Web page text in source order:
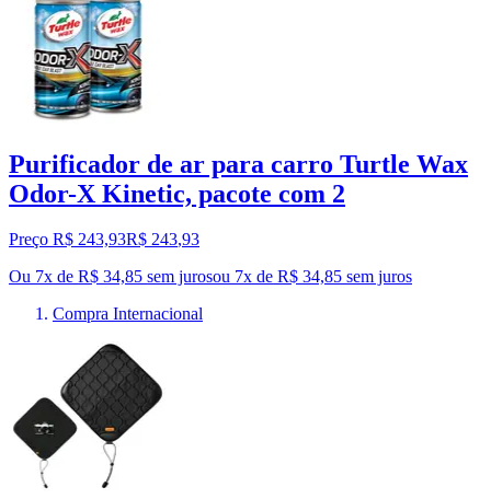
Purificador de ar para carro Turtle Wax
Odor-X Kinetic, pacote com 2
Preço R$ 243,93R$ 243,93
Ou 7x de R$ 34,85 sem jurosou 7x de R$ 34,85 sem juros
Compra Internacional